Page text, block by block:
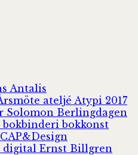
Antalis
ateljé Atypi 2017
Solomon Berlingdagen
bokbinderibokkonst
CAP&Design
digital Ernst Billgren